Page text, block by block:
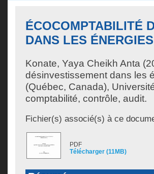
ÉCOCOMPTABILITÉ
DANS LES
Konate, Yaya Cheikh Anta
désinvestissement dans les
(Québec, Canada),
comptabilité, contrôle, audit.
Fichier(s) associé(s) à ce
PDF
Télécharger (11MB)